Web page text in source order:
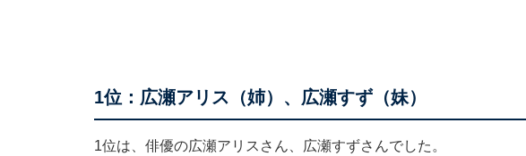
1位：広瀬アリス（姉）、広瀬すず（妹）
1位は、俳優の広瀬アリスさん、広瀬すずさんでした。